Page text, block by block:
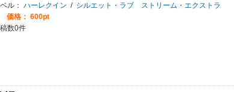
ル： ハーレクイン / シルエット・ラブ ストリーム・エクストラ
価格： 600pt
数0件